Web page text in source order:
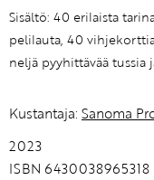
Sisältö: 40 erilaista
pelilauta, 40
neljä pyyhittävää tussia
Kustantaja: Sanoma
2023
ISBN 6430038965318